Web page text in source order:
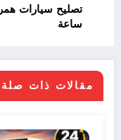
ساعة
مقالات ذات صلة